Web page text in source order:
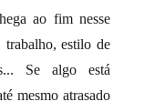
ao fim nesse
trabalho, estilo de
Se algo está
mesmo atrasado